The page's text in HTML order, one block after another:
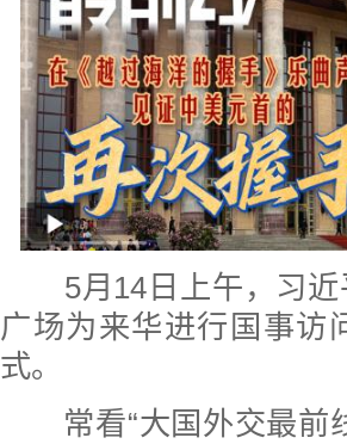
5月14日上午，习近
广场为来华进行国事访
式。
常看“大国外交最前